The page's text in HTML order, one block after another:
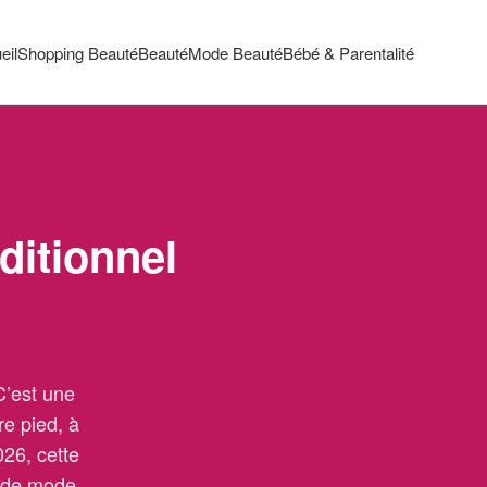
Shopping BeautéBeautéMode BeautéBébé & Parentalité
une
pied, à
cette